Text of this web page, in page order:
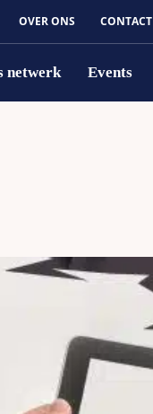
OVER ONS CONTACT
netwerk Events